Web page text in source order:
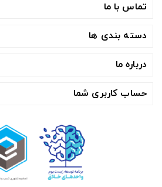
تماس با ما
دسته بندی ها
درباره ما
حساب کاربری شما